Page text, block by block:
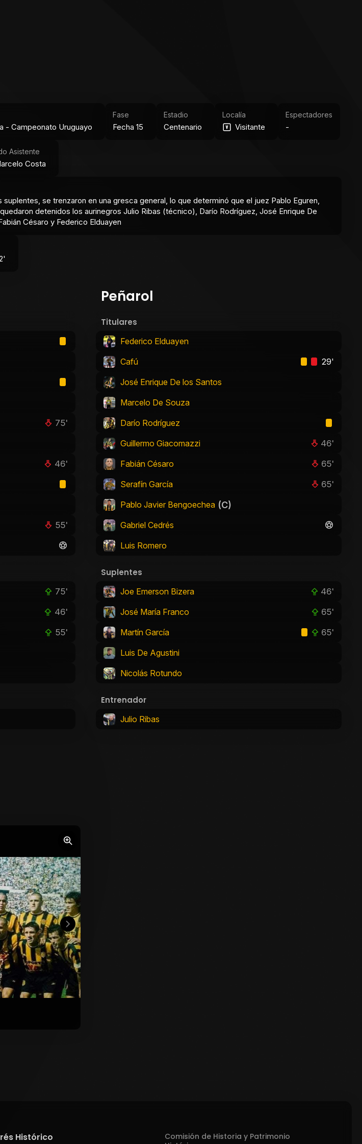
- Campeonato Uruguayo
Fase
Fecha 15
Estadio
Centenario
Localía
Visitante
Espectadores
-
Asistente
Costa
se trenzaron en una gresca general, lo que determinó que el juez Pablo Eguren,
detenidos los aurinegros Julio Ribas (técnico), Darío Rodríguez, José Enrique De
Césaro y Federico Elduayen
Peñarol
Titulares
Federico Elduayen
Cafú
29'
José Enrique De los Santos
Marcelo De Souza
Darío Rodríguez
Guillermo Giacomazzi
46'
Fabián Césaro 65'
Serafín García 65'
Pablo Javier Bengoechea (C)
Gabriel Cedrés
Luis Romero
Suplentes
Joe Emerson Bizera 46'
José María Franco 65'
Martín García 65'
Luis De Agustini
Nicolás Rotundo
Entrenador
Julio Ribas
75'
46'
55'
75'
46'
55'
Histórico
Comisión de Historia y Patrimonio